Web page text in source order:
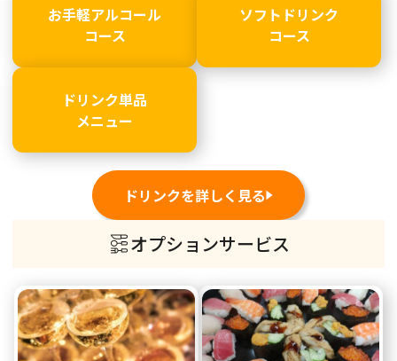
お手軽アルコール
コース
ソフトドリンク
コース
ドリンク単品
メニュー
ドリンクを詳しく見る
オプションサービス